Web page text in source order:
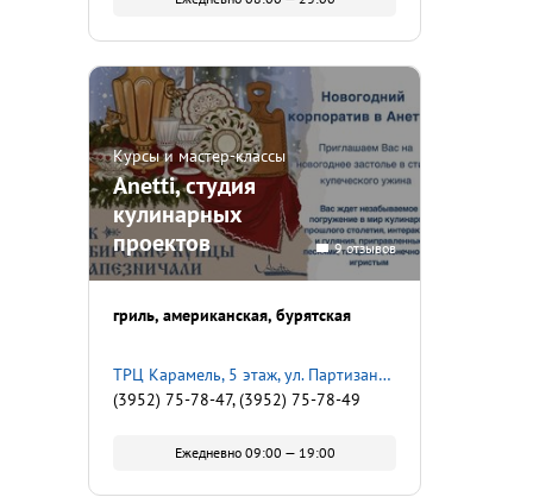
Курсы и мастер-классы
Anetti, студия
кулинарных
проектов
9 отзывов
гриль американская бурятская
ТРЦ Карамель, 5 этаж, ул. Партизанская, 36
(3952) 75-78-47, (3952) 75-78-49
Ежедневно 09:00 — 19:00